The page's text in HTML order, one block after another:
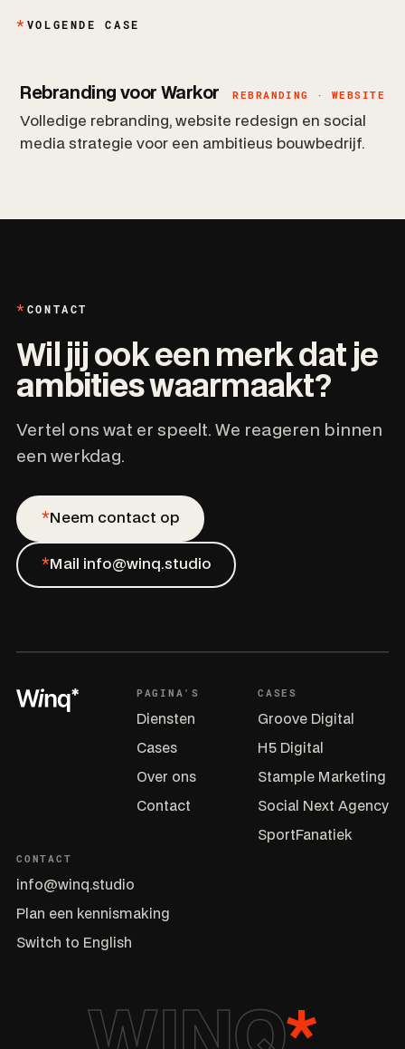
VOLGENDE CASE
Rebranding voor Warkor REBRANDING · WEBSITE
Volledige rebranding, website redesign en social
media strategie voor een ambitieus bouwbedrijf.
CONTACT
Wil jij ook een merk dat je
ambitieswaarmaakt?
Vertel ons wat er speelt. We reageren binnen
een werkdag.
*Neem contact op
*Mail info@winq.studio
PAGINA'S
Diensten
Cases
Over ons
Contact
CASES
Groove Digital
H5 Digital
Stample Marketing
Social Next Agency
SportFanatiek
CONTACT
info@winq.studio
Plan een kennismaking
Switch to English